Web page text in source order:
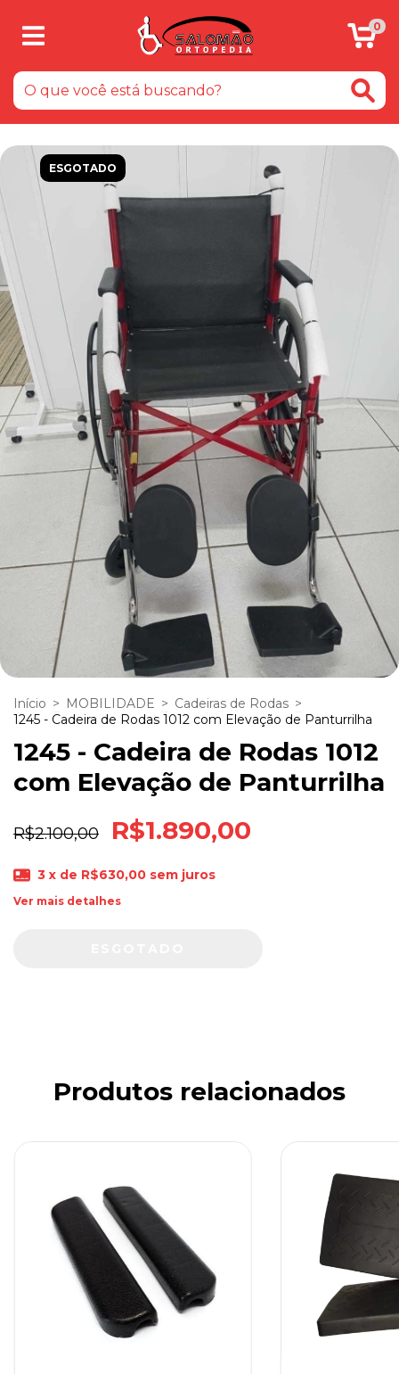
0
ESGOTADO
Início > MOBILIDADE > Cadeiras de Rodas >
1245 - Cadeira de Rodas 1012 com Elevação de Panturrilha
1245 - Cadeira de Rodas 1012
com Elevação de Panturrilha
R$2.100,00 R$1.890,00
3 x de R$630,00 sem juros
Ver mais detalhes
Produtos relacionados